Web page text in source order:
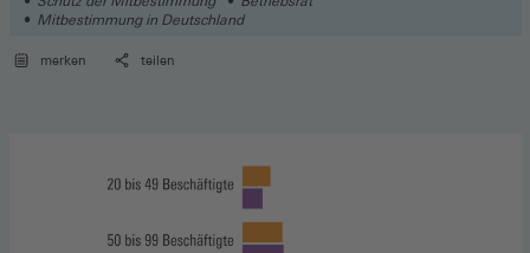
Mitbestimmung in Deutschland
merken teilen